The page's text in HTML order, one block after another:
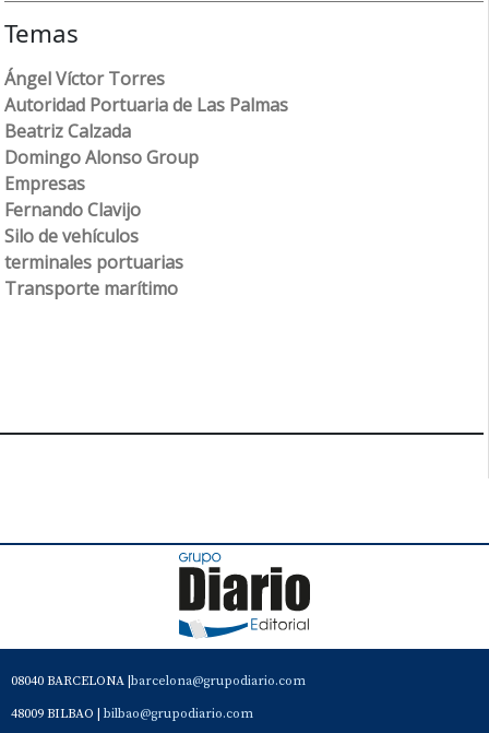
Temas
Ángel Víctor Torres
Autoridad Portuaria de Las Palmas
Beatriz Calzada
Domingo Alonso Group
Empresas
Fernando Clavijo
Silo de vehículos
terminales portuarias
Transporte marítimo
08040 BARCELONA | barcelona@grupodiario.com
48009 BILBAO | bilbao@grupodiario.com